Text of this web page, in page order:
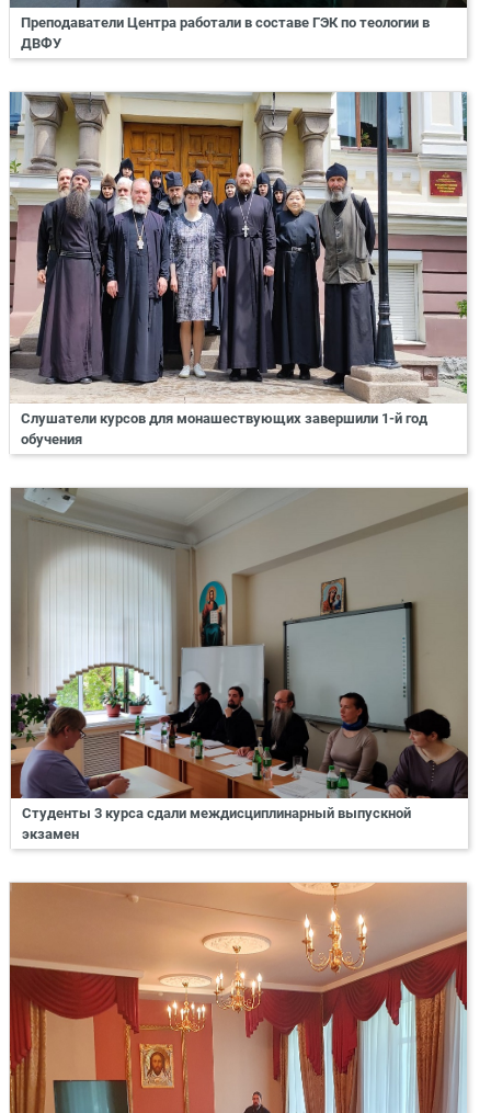
Преподаватели Центра работали в составе ГЭК по теологии в
ДВФУ
Слушатели курсов для монашествующих завершили 1-й год
обучения
Студенты 3 курса сдали междисциплинарный выпускной
экзамен